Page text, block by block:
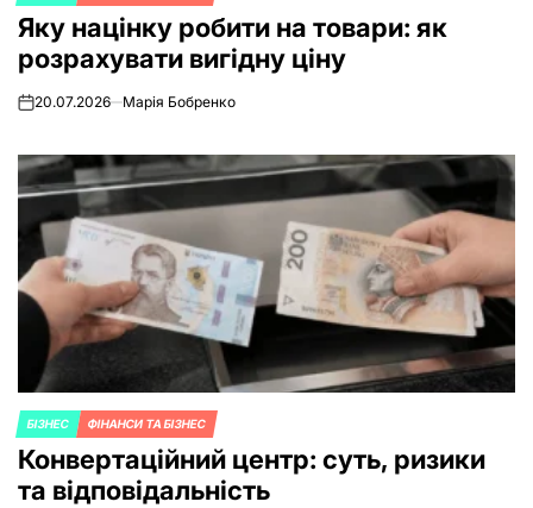
IN
Яку націнку робити на товари: як
розрахувати вигідну ціну
on20.07.2026 Марія Бобренко
POSTED
IN
БІЗНЕС ФІНАНСИ ТА БІЗНЕС
Конвертаційний центр: суть, ризики
та відповідальність